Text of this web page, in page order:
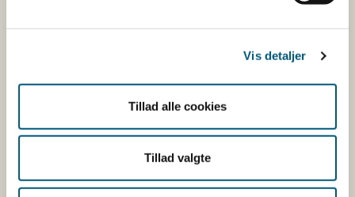
Vis detaljer
Tillad alle cookies
Tillad valgte
Nord- og
111
Nordsøen og
137
(S. solida